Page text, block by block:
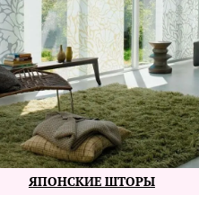
ЯПОНСКИЕ ШТОРЫ